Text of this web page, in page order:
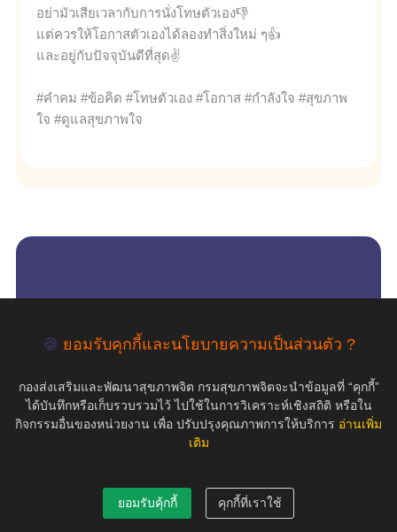
อย่ามัวเสียเวลากับการนั่งโทษตัวเอง👎
แต่ควรให้โอกาสตัวเองได้ลองทำสิ่งใหม่ ๆ👍
และอยู่กับปัจจุบันดีที่สุด✌
#คำคม #ข้อคิด #โทษตัวเอง #โอกาส #กำลังใจ #สุขภาพ
ใจ #ดูแลสุขภาพใจ
🍪 ยอมรับคุกกี้และนโยบายความเป็นส่วนตัว ?
กองส่งเสริมและพัฒนาสุขภาพจิต กรมสุขภาพจิตจะนำข้อมูลที่ “คุกกี้”
ได้บันทึกหรือเก็บรวบรวมไว้ ไปใช้ในการวิเคราะห์เชิงสถิติ หรือใน
กิจกรรมอื่นของหน่วยงาน เพื่อ ปรับปรุงคุณภาพการให้บริการ อ่านเพิ่ม
เติม
ยอมรับคุ้กกี้ คุกกี้ที่เราใช้